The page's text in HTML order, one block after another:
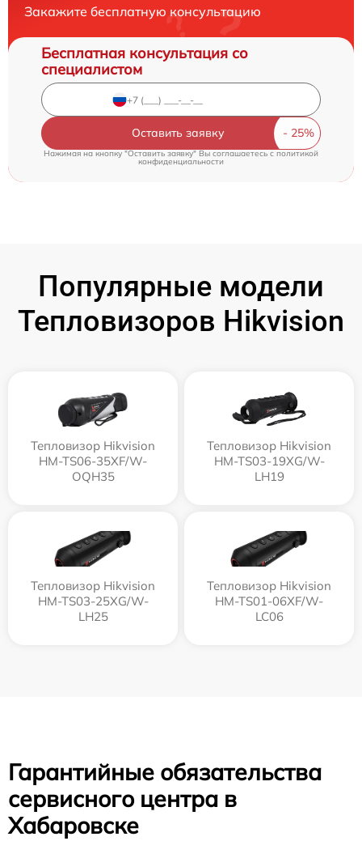
Закажите бесплатную консультацию
Бесплатная консультация со
специалистом
Оставить заявку
Нажимая на кнопку "Оставить заявку" Вы соглашаетесь c политикой
конфиденциальности
Популярные модели
Тепловизоров Hikvision
Тепловизор Hikvision
HM-TS06-35XF/W-
OQH35
Тепловизор Hikvision
HM-TS03-19XG/W-
LH19
Тепловизор Hikvision
HM-TS03-25XG/W-
LH25
Тепловизор Hikvision
HM-TS01-06XF/W-
LC06
Гарантийные обязательства
сервисного центра в
Хабаровске